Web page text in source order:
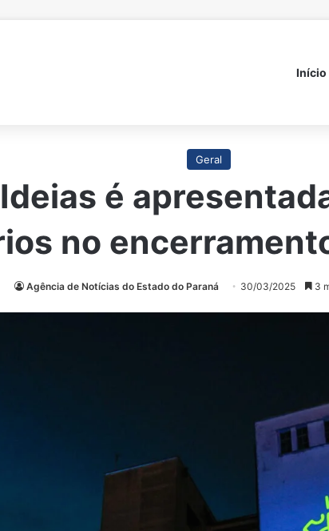
Início
Geral
é
no
Agência de Notícias do Estado do Paraná 30/03/2025 3